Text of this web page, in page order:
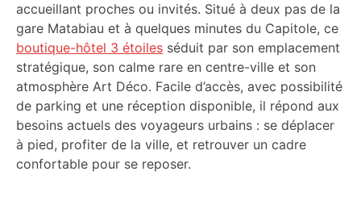
accueillant proches ou invités. Situé à deux pas de la
gare Matabiau et à quelques minutes du Capitole, ce
boutique-hôtel 3 étoiles séduit par son emplacement
stratégique, son calme rare en centre-ville et son
atmosphère Art Déco. Facile d’accès, avec possibilité
de parking et une réception disponible, il répond aux
besoins actuels des voyageurs urbains : se déplacer
à pied, profiter de la ville, et retrouver un cadre
confortable pour se reposer.